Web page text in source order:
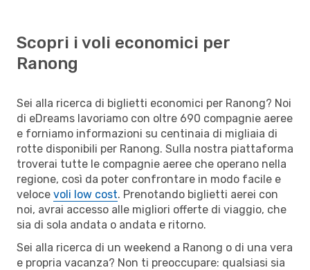
Scopri i voli economici per
Ranong
Sei alla ricerca di biglietti economici per Ranong? Noi
di eDreams lavoriamo con oltre 690 compagnie aeree
e forniamo informazioni su centinaia di migliaia di
rotte disponibili per Ranong. Sulla nostra piattaforma
troverai tutte le compagnie aeree che operano nella
regione, così da poter confrontare in modo facile e
veloce voli low cost. Prenotando biglietti aerei con
noi, avrai accesso alle migliori offerte di viaggio, che
sia di sola andata o andata e ritorno.
Sei alla ricerca di un weekend a Ranong o di una vera
e propria vacanza? Non ti preoccupare: qualsiasi sia